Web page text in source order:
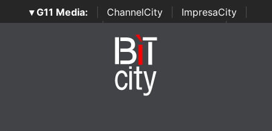
▾ G11 Media: ChannelCity ImpresaCity
SecurityOpenLab | Italian Channel Awards | Italian
Italian Security Awards